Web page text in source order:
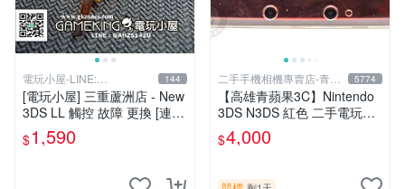
電玩小屋-LINE:
@AHZ5142U
144
[電玩小屋] 三重蘆洲店 - New
3DS LL 觸控 故障 更換 [連工
帶料]
$1,590
二手手機相機專賣店-青蘋
果3c
5774
【高雄青蘋果3C】Nintendo
3DS N3DS 紅色 二手電玩主
機#102241
$4,000